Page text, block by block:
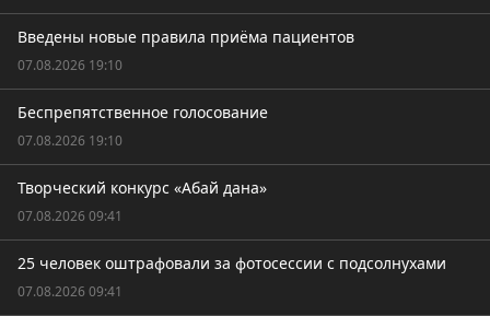
Введены новые правила приёма пациентов
07.08.2026 19:10
Беспрепятственное голосование
07.08.2026 19:10
Творческий конкурс «Абай дана»
07.08.2026 09:41
25 человек оштрафовали за фотосессии с подсолнухами
07.08.2026 09:41